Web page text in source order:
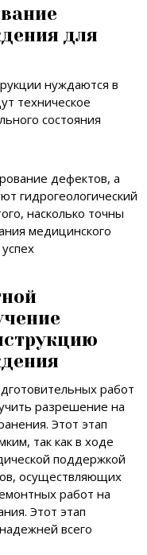
для
нуждаются в
техническое
состояния
дефектов, а
гидрогеологический
насколько точны
медицинского
работ
разрешение на
Этот этап
так как в ходе
поддержкой
осуществляющих
работ на
Этот этап
всего